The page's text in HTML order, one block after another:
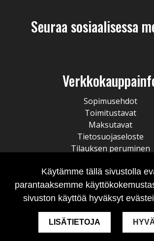
Seuraa sosiaalisessa
Sopimusehdot
Toimitustavat
Maksutavat
Tietosuojaseloste
Tilauksen peruminen
Käytämme tällä sivustolla
parantaaksemme
sivuston käyttöä hyväksyt
LISÄTIETOJA